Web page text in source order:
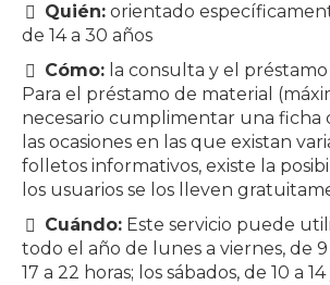
Quién: orientado
de 14 a 30 años
Cómo: la consulta y el
Para el préstamo de material
necesario cumplimentar una ficha
las ocasiones en las que existan
folletos informativos, existe la
los usuarios se los lleven
Cuándo: Este servicio puede
todo el año de lunes a viernes, de 9
17 a 22 horas; los sábados, de 10 a 14